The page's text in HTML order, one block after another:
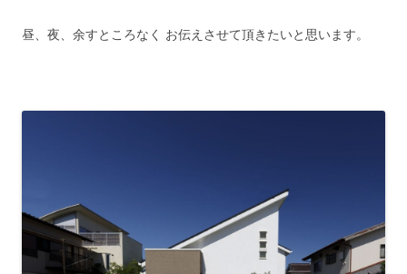
昼、夜、余すところなく お伝えさせて頂きたいと思います。